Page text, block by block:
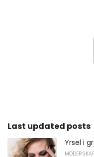
Last updated posts
Yrsel i